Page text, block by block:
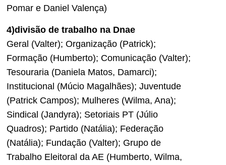
Pomar e Daniel Valença)
4)divisão de trabalho na Dnae
Geral (Valter); Organização (Patrick);
Formação (Humberto); Comunicação (Valter);
Tesouraria (Daniela Matos, Damarci);
Institucional (Múcio Magalhães); Juventude
(Patrick Campos); Mulheres (Wilma, Ana);
Sindical (Jandyra); Setoriais PT (Júlio
Quadros); Partido (Natália); Federação
(Natália); Fundação (Valter); Grupo de
Trabalho Eleitoral da AE (Humberto, Wilma,